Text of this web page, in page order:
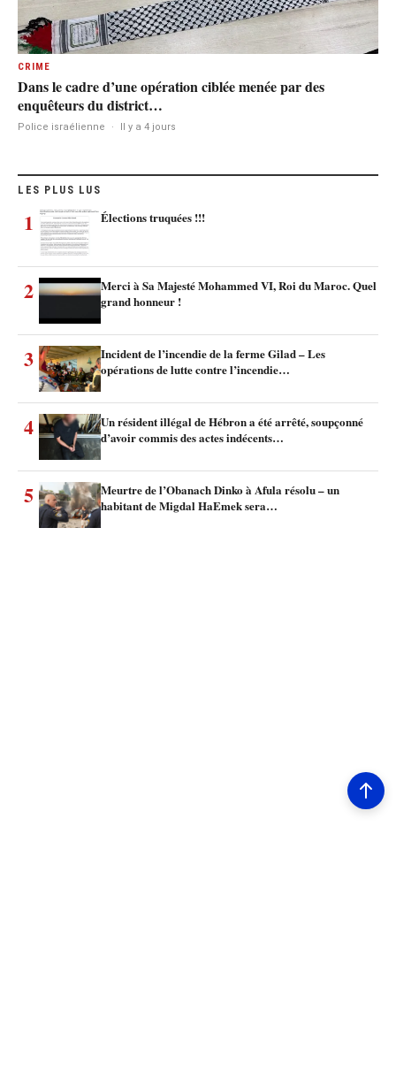
CRIME
Dans le cadre d’une opération ciblée menée par des
enquêteurs du district…
Police israélienne · Il y a 4 jours
LES PLUS LUS
1 Élections truquées !!!
2
Merci à Sa Majesté Mohammed VI, Roi du Maroc. Quel
grand honneur !
3
Incident de l’incendie de la ferme Gilad – Les
opérations de lutte contre l’incendie…
4
Un résident illégal de Hébron a été arrêté, soupçonné
d’avoir commis des actes indécents…
5
Meurtre de l’Obanach Dinko à Afula résolu – un
habitant de Migdal HaEmek sera…